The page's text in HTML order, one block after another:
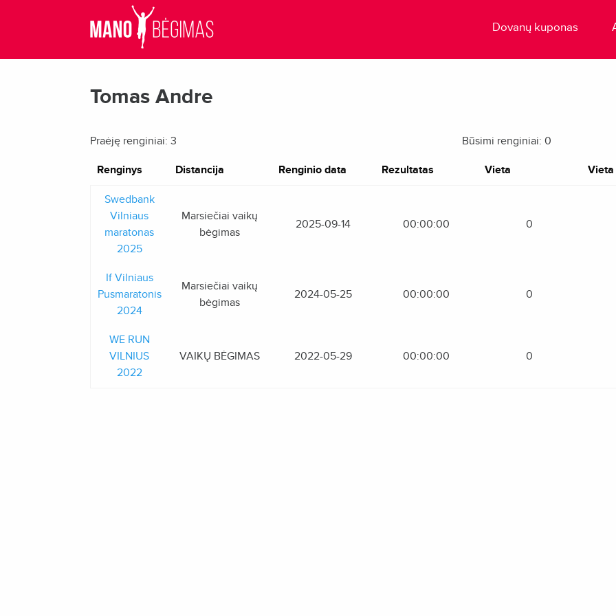
Dovanų kuponas
Tomas Andre
Praėję renginiai: 3 Būsimi renginiai: 0
Renginys Distancija Renginio data Rezultatas Vieta
Swedbank
Vilniaus
maratonas
2025
Marsiečiai vaikų
bėgimas
2025-09-14 00:00:00 0
If Vilniaus
Pusmaratonis
2024
Marsiečiai vaikų
bėgimas
2024-05-25 00:00:00 0
WE RUN
VILNIUS
2022
VAIKŲ BĖGIMAS 2022-05-29 00:00:00 0